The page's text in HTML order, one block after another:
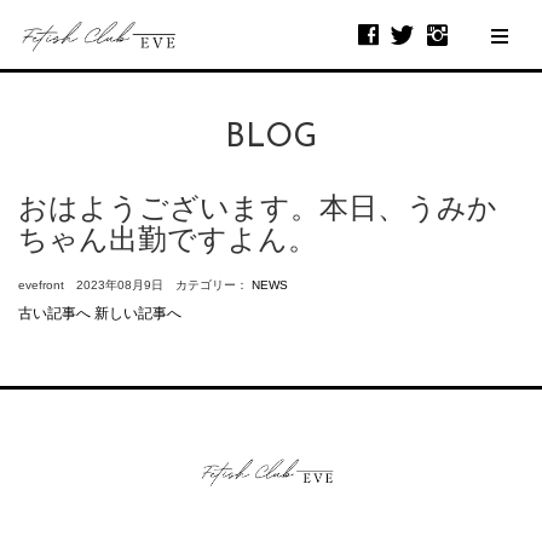
BLOG
おはようございます。本日、うみか
ちゃん出勤ですよん。
evefront 2023年08月9日 カテゴリー： NEWS
古い記事へ 新しい記事へ